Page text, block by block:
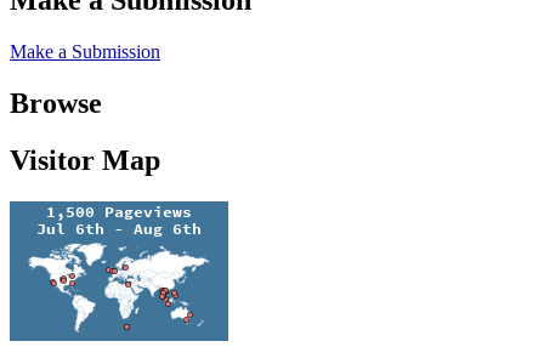
Make a Submission
Browse
Visitor Map